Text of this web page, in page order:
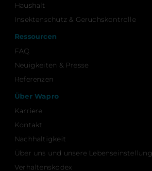
Haushalt
Insektenschutz & Geruchskontrolle
Ressourcen
FAQ
Neuigkeiten & Presse
Referenzen
Über Wapro
Karriere
Kontakt
Nachhaltigkeit
Über uns und unsere Lebenseinstellung
Verhaltenskodex